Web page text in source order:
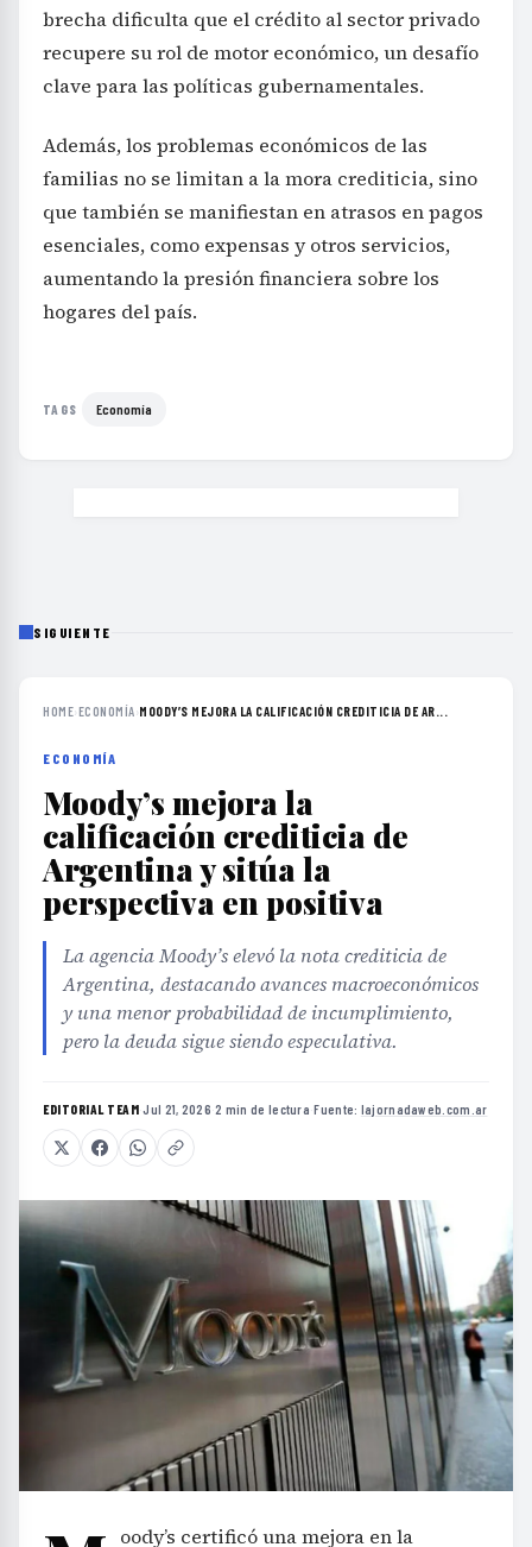
brecha dificulta que el crédito al sector privado
recupere su rol de motor económico, un desafío
clave para las políticas gubernamentales.
Además, los problemas económicos de las
familias no se limitan a la mora crediticia, sino
que también se manifiestan en atrasos en pagos
esenciales, como expensas y otros servicios,
aumentando la presión financiera sobre los
hogares del país.
TAGS Economía
SIGUIENTE
HOME›ECONOMÍA›MOODY’S MEJORA LA CALIFICACIÓN CREDITICIA DE AR...
ECONOMÍA
Moody’s mejora la
calificación crediticia de
Argentina y sitúa la
perspectiva en positiva
La agencia Moody’s elevó la nota crediticia de
Argentina, destacando avances macroeconómicos
y una menor probabilidad de incumplimiento,
pero la deuda sigue siendo especulativa.
EDITORIAL TEAM·Jul 21, 2026·2 min de lectura·Fuente: lajornadaweb.com.ar
oody’s certificó una mejora en la